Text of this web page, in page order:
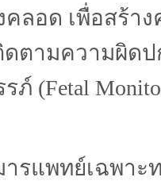
ลอด เพื่อสร้า
ตามความผิด
(Fetal
รแพทย์เฉพา